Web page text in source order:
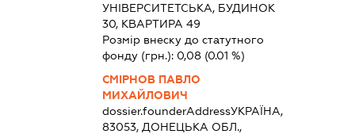
УНІВЕРСИТЕТСЬКА, БУДИНОК
30, КВАРТИРА 49
Розмір внеску до статутного
фонду (грн.): 0,08(0.01 %)
СМІРНОВ ПАВЛО
МИХАЙЛОВИЧ
dossier.founderAddressУКРАЇНА,
83053, ДОНЕЦЬКА ОБЛ.,